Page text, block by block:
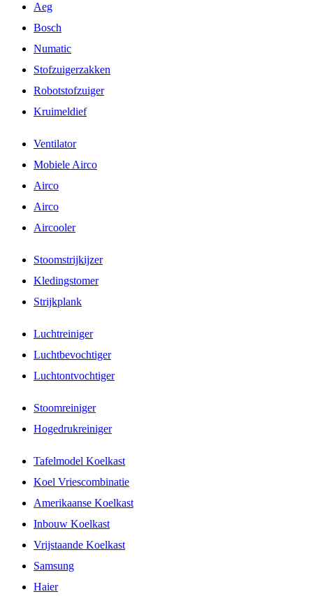
Aeg
Bosch
Numatic
Stofzuigerzakken
Robotstofzuiger
Kruimeldief
Ventilator
Mobiele Airco
Airco
Airco
Aircooler
Stoomstrijkijzer
Kledingstomer
Strijkplank
Luchtreiniger
Luchtbevochtiger
Luchtontvochtiger
Stoomreiniger
Hogedrukreiniger
Tafelmodel Koelkast
Koel Vriescombinatie
Amerikaanse Koelkast
Inbouw Koelkast
Vrijstaande Koelkast
Samsung
Haier